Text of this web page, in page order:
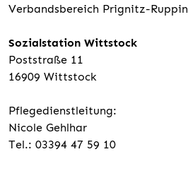
Verbandsbereich Prignitz-Ruppin
Sozialstation Wittstock
Poststraße 11
16909 Wittstock
Pflegedienstleitung:
Nicole Gehlhar
Tel.: 03394 47 59 10